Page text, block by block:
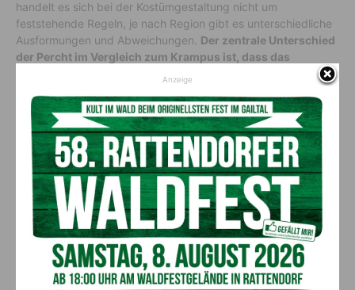
handelt es sich bei der Kostümgestaltung nicht um
feststehende Regeln, je nach Region gibt es unterschiedliche
Ausformungen und Abweichungen. Der zentrale Unterschied
der Percht im Vergleich zum Krampus ist, dass das
Erscheinen dieses Geschöpfs nicht nur auf die Adventszeit
des Winters, die die bösen Geister vertreiben sollen und damit
auch ein Fruchtbarkeitssymbol für das neue Jahr. Trotz ihres
abschreckenden und einschüchternden Aussehens haben sie
damit eine sehr positive Funktion.
Ähnliches Kostüm, andere Sitten
Sowohl der Krampus als auch die Percht sind in der kalten
Jahreszeit anzutreffen. Beide kennzeichnen sich durch ein
gräuliches Erscheinen, wenngleich es einige Unterschiede
Anzeige